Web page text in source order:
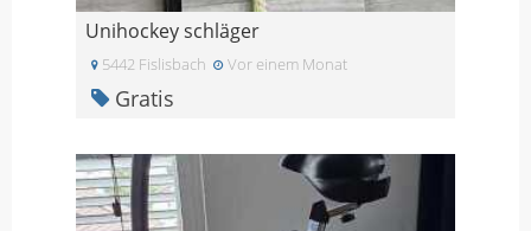
Unihockey schläger
5442 Fislisbach Vor einem Monat
Gratis